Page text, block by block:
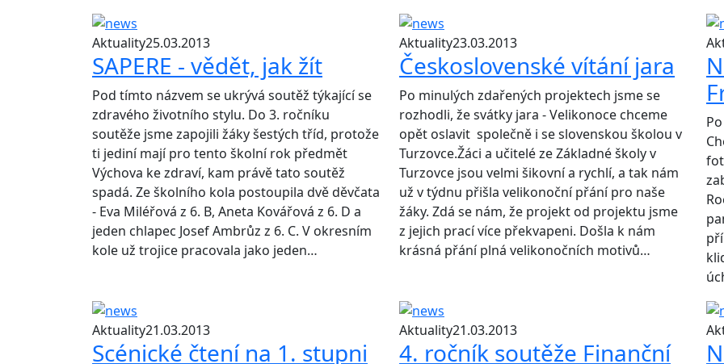
Aktuality25.03.2013
SAPERE - vědět, jak žít
Pod tímto názvem se ukrývá soutěž týkající se
zdravého životního stylu. Do 3. ročníku
soutěže jsme zapojili žáky šestých tříd, protože
ti jediní mají pro tento školní rok předmět
Výchova ke zdraví, kam právě tato soutěž
spadá. Ze školního kola postoupila dvě děvčata
- Eva Miléřová z 6. B, Aneta Kovářová z 6. D a
jeden chlapec Josef Ambrůz z 6. C. V okresním
kole už trojice pracovala jako jeden…
Aktuality23.03.2013
Československé vítání jara
Po minulých zdařených projektech jsme se
rozhodli, že svátky jara - Velikonoce chceme
opět oslavit společně i se slovenskou školou v
Turzovce.Žáci a učitelé ze Základné školy v
Turzovce jsou velmi šikovní a rychlí, a tak nám
už v týdnu přišla velikonoční přání pro naše
žáky. Zdá se nám, že projekt od projektu jsme
z jejich prací více překvapeni. Došla k nám
krásná přání plná velikonočních motivů…
Aktuality21.03.2013
Scénické čtení na 1. stupni
Aktuality21.03.2013
4. ročník soutěže Finanční